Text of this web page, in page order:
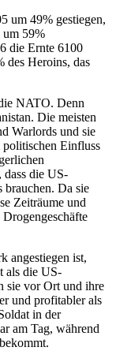
um 49% gestiegen,
um 59%
die Ernte 6100
des Heroins, das
NATO. Denn
Die meisten
Warlords und sie
Einfluss
dass die US-
brauchen. Da sie
Zeiträume und
angestiegen ist,
als die US-
sie vor Ort und ihre
und profitabler als
in der
am Tag, während